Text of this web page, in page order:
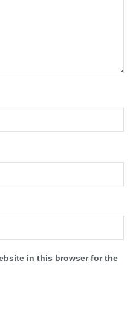
in this browser for the